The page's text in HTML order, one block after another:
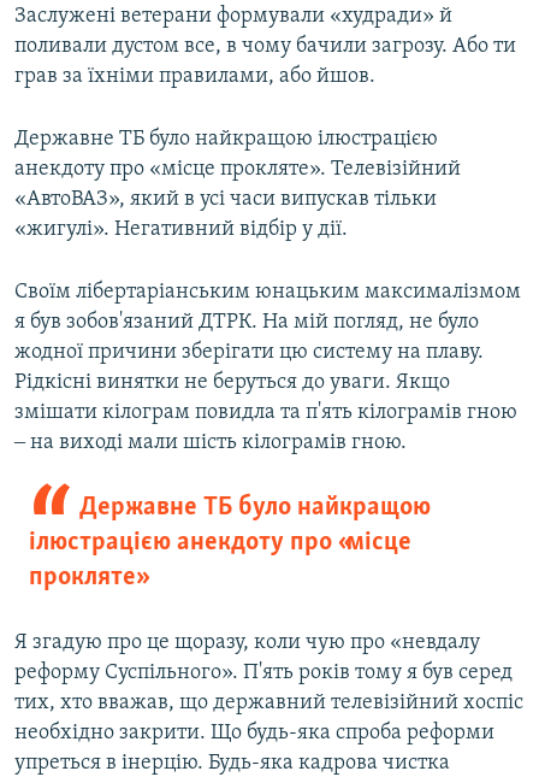
Заслужені ветерани формували «худради» й
поливали дустом все, в чому бачили загрозу. Або ти
грав за їхніми правилами, або йшов.
Державне ТБ було найкращою ілюстрацією
анекдоту про «місце прокляте». Телевізійний
«АвтоВАЗ», який в усі часи випускав тільки
«жигулі». Негативний відбір у дії.
Своїм лібертаріанським юнацьким максималізмом
я був зобов'язаний ДТРК. На мій погляд, не було
жодної причини зберігати цю систему на плаву.
Рідкісні винятки не беруться до уваги. Якщо
змішати кілограм повидла та п'ять кілограмів гною
‒ на виході мали шість кілограмів гною.
Державне ТБ було найкращою
ілюстрацією анекдоту про «місце
прокляте»
Я згадую про це щоразу, коли чую про «невдалу
реформу Суспiльного». П'ять років тому я був серед
тих, хто вважав, що державний телевізійний хоспіс
необхідно закрити. Що будь-яка спроба реформи
упреться в інерцію. Будь-яка кадрова чистка